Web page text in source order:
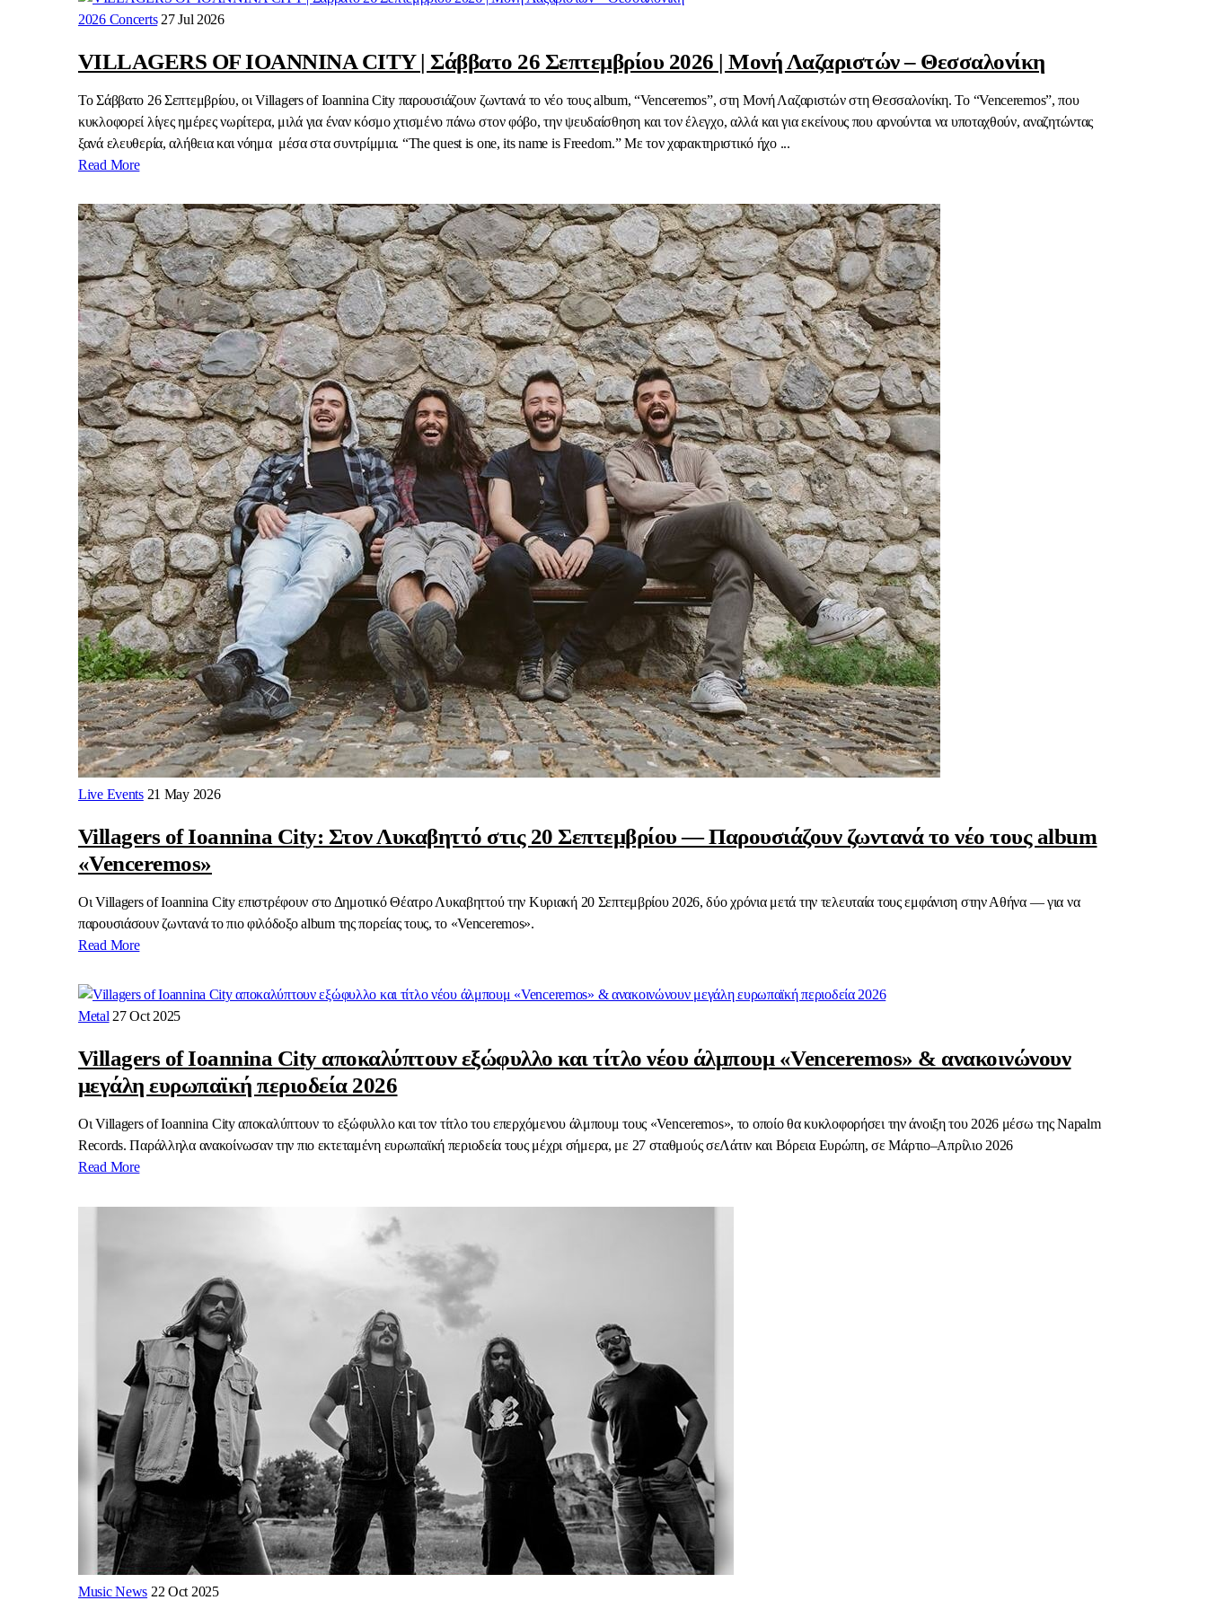
2026 Concerts 27 Jul 2026
VILLAGERS OF IOANNINA CITY | Σάββατο 26 Σεπτεμβρίου 2026 | Μονή Λαζαριστών – Θεσσαλονίκη
Το Σάββατο 26 Σεπτεμβρίου, οι Villagers of Ioannina City παρουσιάζουν ζωντανά το νέο τους album, “Venceremos”, στη Μονή Λαζαριστών στη Θεσσαλονίκη. Το “Venceremos”, που
κυκλοφορεί λίγες ημέρες νωρίτερα, μιλά για έναν κόσμο χτισμένο πάνω στον φόβο, την ψευδαίσθηση και τον έλεγχο, αλλά και για εκείνους που αρνούνται να υποταχθούν, αναζητώντας
ξανά ελευθερία, αλήθεια και νόημα μέσα στα συντρίμμια. “The quest is one, its name is Freedom.” Με τον χαρακτηριστικό ήχο ...
Read More
Live Events 21 May 2026
Villagers of Ioannina City: Στον Λυκαβηττό στις 20 Σεπτεμβρίου — Παρουσιάζουν ζωντανά το νέο τους album
«Venceremos»
Οι Villagers of Ioannina City επιστρέφουν στο Δημοτικό Θέατρο Λυκαβηττού την Κυριακή 20 Σεπτεμβρίου 2026, δύο χρόνια μετά την τελευταία τους εμφάνιση στην Αθήνα — για να
παρουσιάσουν ζωντανά το πιο φιλόδοξο album της πορείας τους, το «Venceremos».
Read More
Metal 27 Oct 2025
Villagers of Ioannina City αποκαλύπτουν εξώφυλλο και τίτλο νέου άλμπουμ «Venceremos» & ανακοινώνουν
μεγάλη ευρωπαϊκή περιοδεία 2026
Οι Villagers of Ioannina City αποκαλύπτουν το εξώφυλλο και τον τίτλο του επερχόμενου άλμπουμ τους «Venceremos», το οποίο θα κυκλοφορήσει την άνοιξη του 2026 μέσω της Napalm
Records. Παράλληλα ανακοίνωσαν την πιο εκτεταμένη ευρωπαϊκή περιοδεία τους μέχρι σήμερα, με 27 σταθμούς σεΛάτιν και Βόρεια Ευρώπη, σε Μάρτιο–Απρίλιο 2026
Read More
Music News 22 Oct 2025